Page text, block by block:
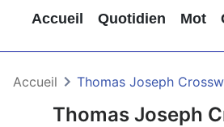
Accueil Quotidien Mot
Thomas Joseph
Accueil Thomas Joseph